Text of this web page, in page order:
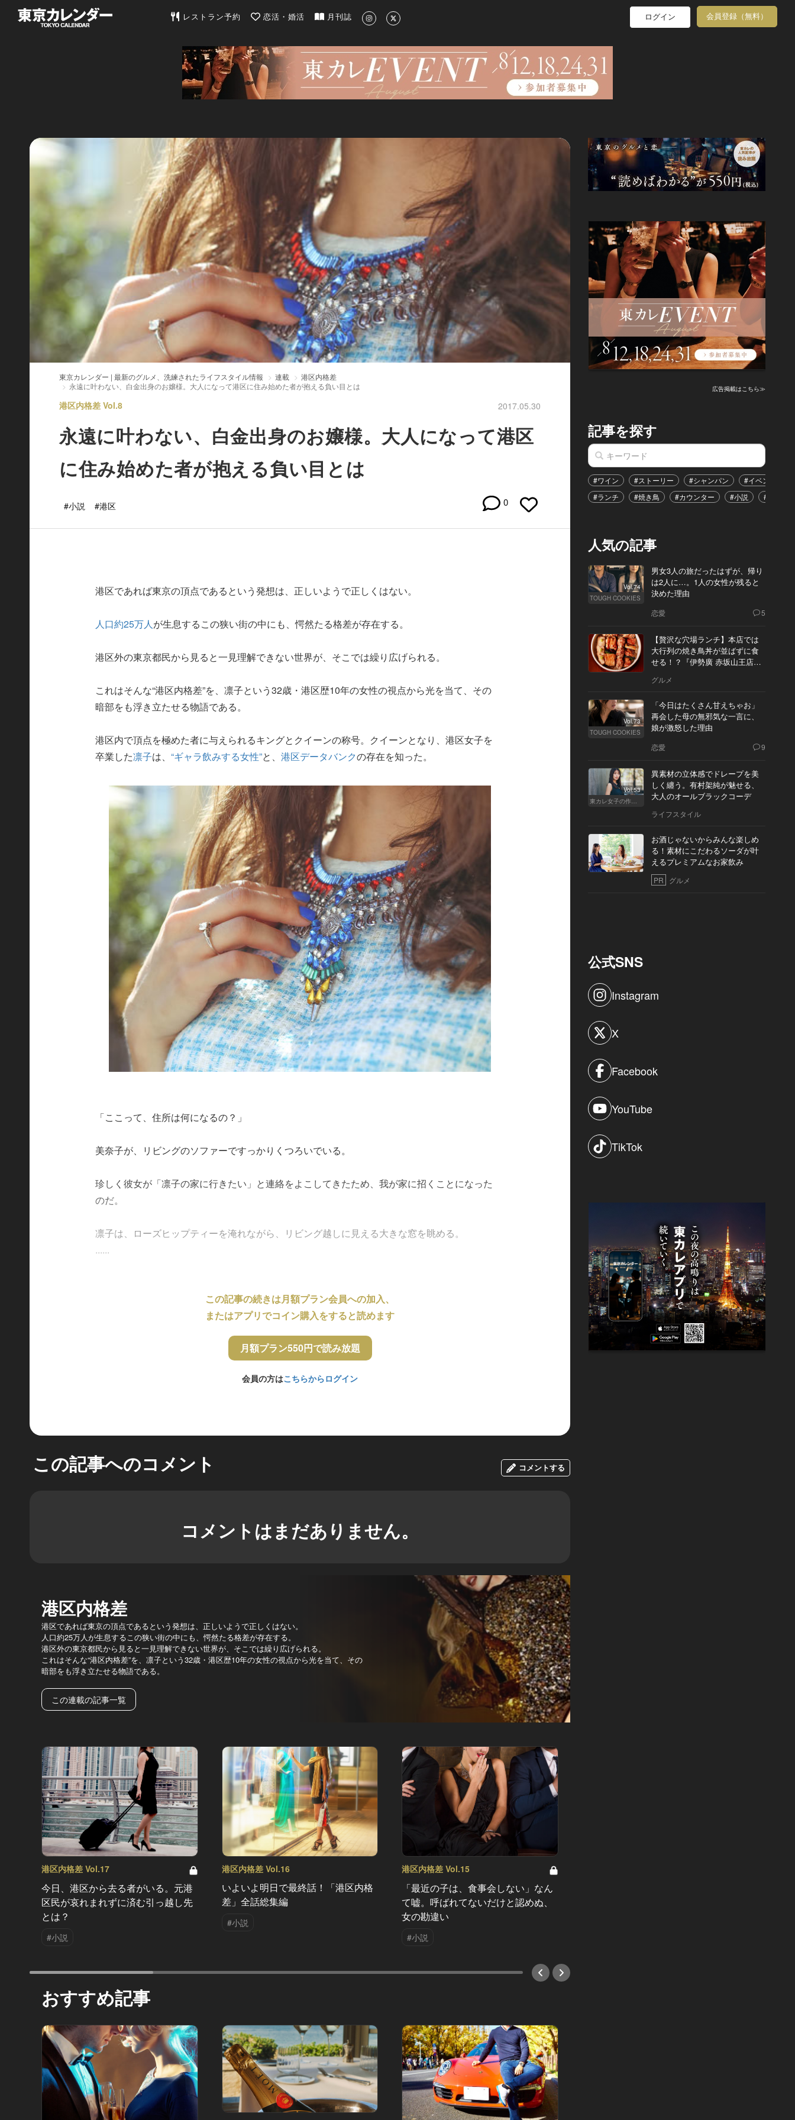
東京カレンダー | 最新のグルメ、洗練されたライフスタイル情報
レストラン予約 恋活・婚活 月刊誌 ログイン 会員登録（無料）
東京カレンダー | 最新のグルメ、洗練されたライフスタイル情報 連載
港区内格差
永遠に叶わない、白金出身のお嬢様。大人になって港区に住み始めた者が抱える負い目とは
港区内格差 Vol.8 2017.05.30
永遠に叶わない、白金出身のお嬢様。大人になって港区
に住み始めた者が抱える負い目とは
#小説 #港区 0
港区であれば東京の頂点であるという発想は、正しいようで正しくはない。
人口約25万人が生息するこの狭い街の中にも、愕然たる格差が存在する。
港区外の東京都民から見ると一見理解できない世界が、そこでは繰り広げられる。
これはそんな“港区内格差”を、凛子という32歳・港区歴10年の女性の視点から光を当て、その
暗部をも浮き立たせる物語である。
港区内で頂点を極めた者に与えられるキングとクイーンの称号。クイーンとなり、港区女子を
卒業した凛子は、“ギャラ飲みする女性”と、港区データバンクの存在を知った。
「ここって、住所は何になるの？」
美奈子が、リビングのソファーですっかりくつろいでいる。
珍しく彼女が「凛子の家に行きたい」と連絡をよこしてきたため、我が家に招くことになった
のだ。
凛子は、ローズヒップティーを淹れながら、リビング越しに見える大きな窓を眺める。
......
この記事の続きは月額プラン会員への加入、
またはアプリでコイン購入をすると読めます
月額プラン550円で読み放題
会員の方はこちらからログイン
この記事へのコメント コメントする
コメントはまだありません。
港区内格差
港区であれば東京の頂点であるという発想は、正しいようで正しくはない。
人口約25万人が生息するこの狭い街の中にも、愕然たる格差が存在する。
港区外の東京都民から見ると一見理解できない世界が、そこでは繰り広げられる。
これはそんな“港区内格差”を、凛子という32歳・港区歴10年の女性の視点から光を当て、その
暗部をも浮き立たせる物語である。
この連載の記事一覧
港区内格差 Vol.17
今日、港区から去る者がいる。元港
区民が哀れまれずに済む引っ越し先
とは？
#小説
港区内格差 Vol.16
いよいよ明日で最終話！「港区内格
差」全話総集編
#小説
港区内格差 Vol.15
「最近の子は、食事会しない」なん
て嘘。呼ばれてないだけと認めぬ、
女の勘違い
#小説
おすすめ記事
広告掲載はこちら≫
記事を探す
#ワイン #ストーリー #シャンパン #イベント
#ランチ
#焼き鳥 #カウンター #小説 #恋愛
人気の記事
Vol.74
TOUGH COOKIES
男女3人の旅だったはずが、帰り
は2人に…。1人の女性が残ると
決めた理由
恋愛 5
【贅沢な穴場ランチ】本店では
大行列の焼き鳥丼が並ばずに食
せる！？『伊勢廣 赤坂山王店』
グルメ
Vol.73
TOUGH COOKIES
「今日はたくさん甘えちゃお」
再会した母の無邪気な一言に、
娘が激怒した理由
恋愛 9
Vol.53
東カレ女子の作り方
異素材の立体感でドレープを美
しく纏う。有村架純が魅せる、
大人のオールブラックコーデ
ライフスタイル
お酒じゃないからみんな楽しめ
る！素材にこだわるソーダが叶
えるプレミアムなお家飲み
PR グルメ
公式SNS
Instagram
X
Facebook
YouTube
TikTok